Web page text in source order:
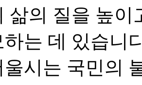
삶의 질을 높
는 데 있습니
시는 국민의